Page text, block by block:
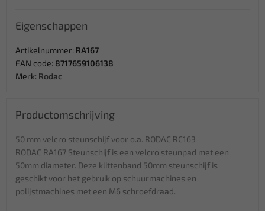
Eigenschappen
Artikelnummer: RA167
EAN code: 8717659106138
Merk: Rodac
Productomschrijving
50 mm velcro steunschijf voor o.a. RODAC RC163
RODAC RA167 Steunschijf is een velcro steunpad met een
50mm diameter. Deze klittenband 50mm steunschijf is
geschikt voor het gebruik op schuurmachines en
polijstmachines met een M6 schroefdraad.